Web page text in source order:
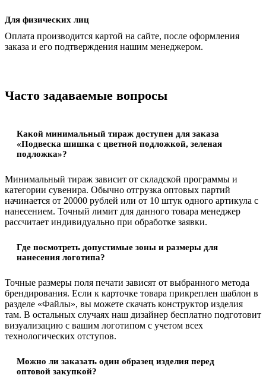
Для физических лиц
Оплата производится картой на сайте, после оформления
заказа и его подтверждения нашим менеджером.
Часто задаваемые вопросы
Какой минимальный тираж доступен для заказа
«Подвеска шишка с цветной подложкой, зеленая
подложка»?
Минимальный тираж зависит от складской программы и
категории сувенира. Обычно отгрузка оптовых партий
начинается от 20000 рублей или от 10 штук одного артикула с
нанесением. Точный лимит для данного товара менеджер
рассчитает индивидуально при обработке заявки.
Где посмотреть допустимые зоны и размеры для
нанесения логотипа?
Точные размеры поля печати зависят от выбранного метода
брендирования. Если к карточке товара прикреплен шаблон в
разделе «Файлы», вы можете скачать конструктор изделия
там. В остальных случаях наш дизайнер бесплатно подготовит
визуализацию с вашим логотипом с учетом всех
технологических отступов.
Можно ли заказать один образец изделия перед
оптовой закупкой?